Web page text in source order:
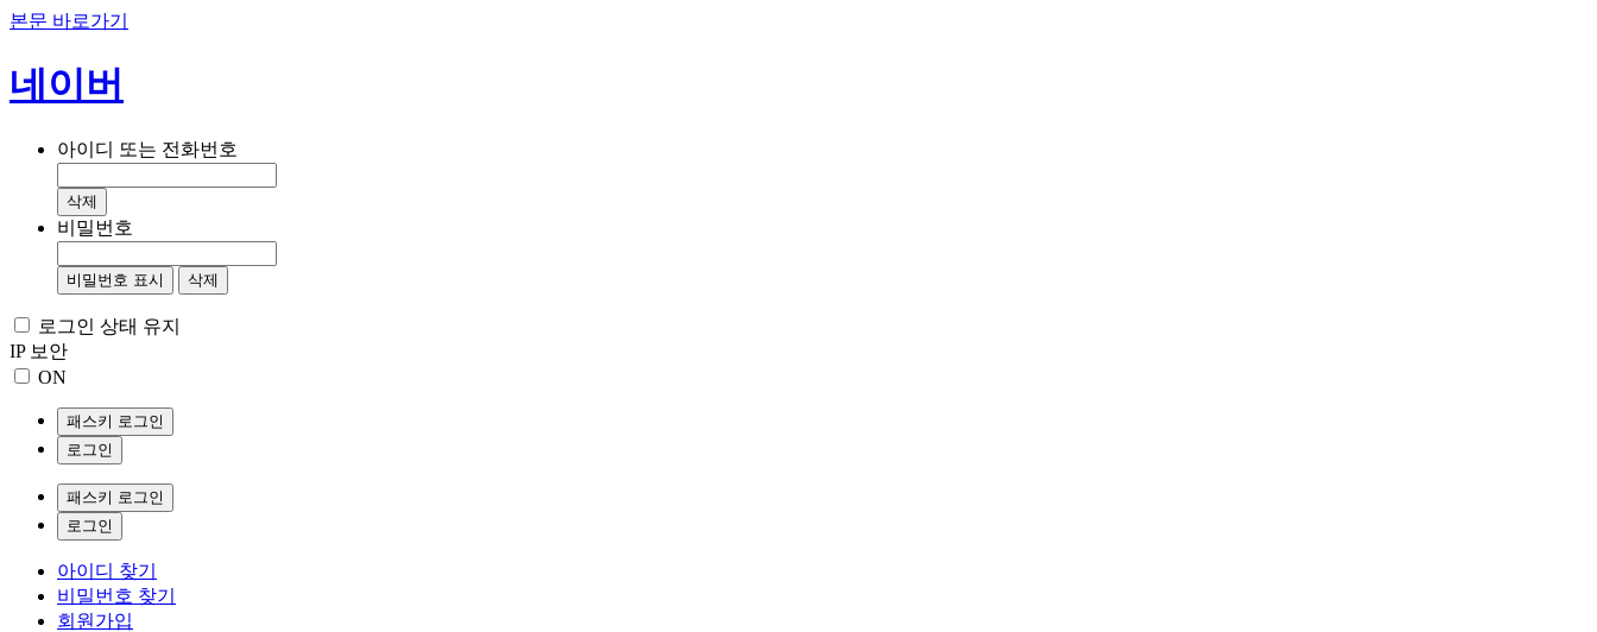
본문 바로가기
네이버
아이디 또는 전화번호
삭제
비밀번호
비밀번호 표시 삭제
로그인 상태 유지
IP 보안
ON
패스키 로그인
로그인
패스키 로그인
로그인
아이디 찾기
비밀번호 찾기
회원가입